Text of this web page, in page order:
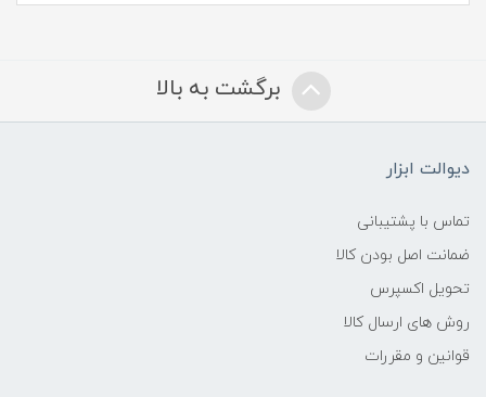
برگشت به بالا
دیوالت ابزار
تماس با پشتیبانی
ضمانت اصل بودن کالا
تحویل اکسپرس
روش های ارسال کالا
قوانین و مقررات